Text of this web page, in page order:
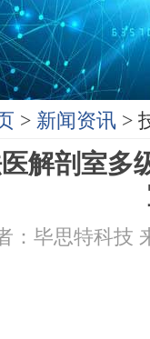
> 新闻资讯 >
解剖室多
：毕思特科技